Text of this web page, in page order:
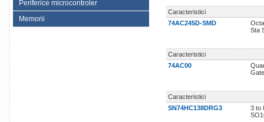
Periferice microcontroler
Memorii
Caracteristici
74AC245D-SMD
Sta
Caracteristici
74AC00
Caracteristici
SN74HC138DRG3
3 to